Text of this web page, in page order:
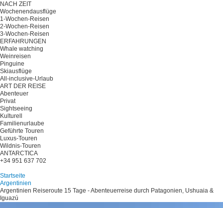
NACH ZEIT
Wochenendausflüge
1-Wochen-Reisen
2-Wochen-Reisen
3-Wochen-Reisen
ERFAHRUNGEN
Whale watching
Weinreisen
Pinguine
Skiausflüge
All-inclusive-Urlaub
ART DER REISE
Abenteuer
Privat
Sightseeing
Kulturell
Familienurlaube
Geführte Touren
Luxus-Touren
Wildnis-Touren
ANTARCTICA
+34 951 637 702
Startseite
Argentinien
Argentinien Reiseroute 15 Tage - Abenteuerreise durch Patagonien, Ushuaia &
Iguazú